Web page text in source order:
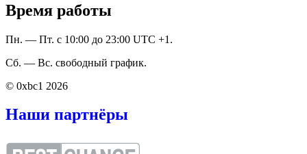
Время работы
Пн. — Пт. с 10:00 до 23:00 UTC +1.
Сб. — Вс. свободный график.
© 0xbc1 2026
Наши партнёры